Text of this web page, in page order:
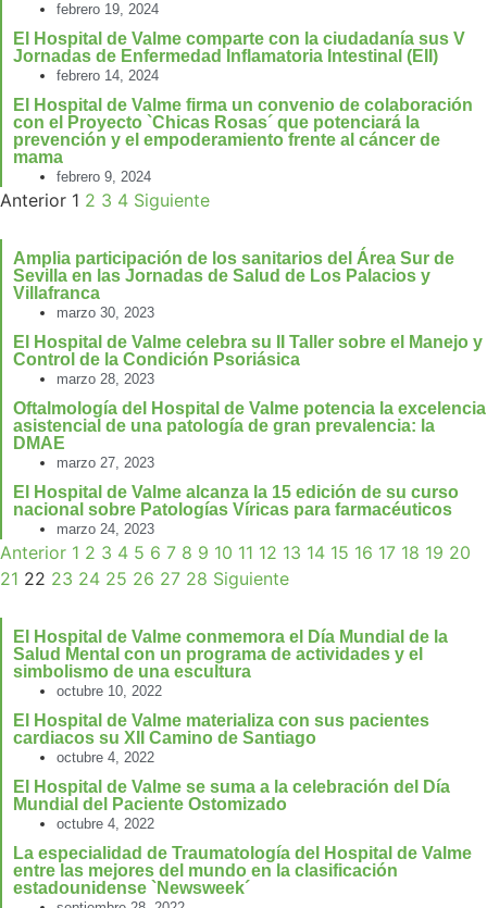
febrero 19, 2024
El Hospital de Valme comparte con la ciudadanía sus V
Jornadas de Enfermedad Inflamatoria Intestinal (EII)
febrero 14, 2024
El Hospital de Valme firma un convenio de colaboración
con el Proyecto `Chicas Rosas´ que potenciará la
prevención y el empoderamiento frente al cáncer de
mama
febrero 9, 2024
Anterior 1 2 3 4 Siguiente
Amplia participación de los sanitarios del Área Sur de
Sevilla en las Jornadas de Salud de Los Palacios y
Villafranca
marzo 30, 2023
El Hospital de Valme celebra su II Taller sobre el Manejo y
Control de la Condición Psoriásica
marzo 28, 2023
Oftalmología del Hospital de Valme potencia la excelencia
asistencial de una patología de gran prevalencia: la
DMAE
marzo 27, 2023
El Hospital de Valme alcanza la 15 edición de su curso
nacional sobre Patologías Víricas para farmacéuticos
marzo 24, 2023
Anterior 1 2 3 4 5 6 7 8 9 10 11 12 13 14 15 16 17 18 19 20
21 22 23 24 25 26 27 28 Siguiente
El Hospital de Valme conmemora el Día Mundial de la
Salud Mental con un programa de actividades y el
simbolismo de una escultura
octubre 10, 2022
El Hospital de Valme materializa con sus pacientes
cardiacos su XII Camino de Santiago
octubre 4, 2022
El Hospital de Valme se suma a la celebración del Día
Mundial del Paciente Ostomizado
octubre 4, 2022
La especialidad de Traumatología del Hospital de Valme
entre las mejores del mundo en la clasificación
estadounidense `Newsweek´